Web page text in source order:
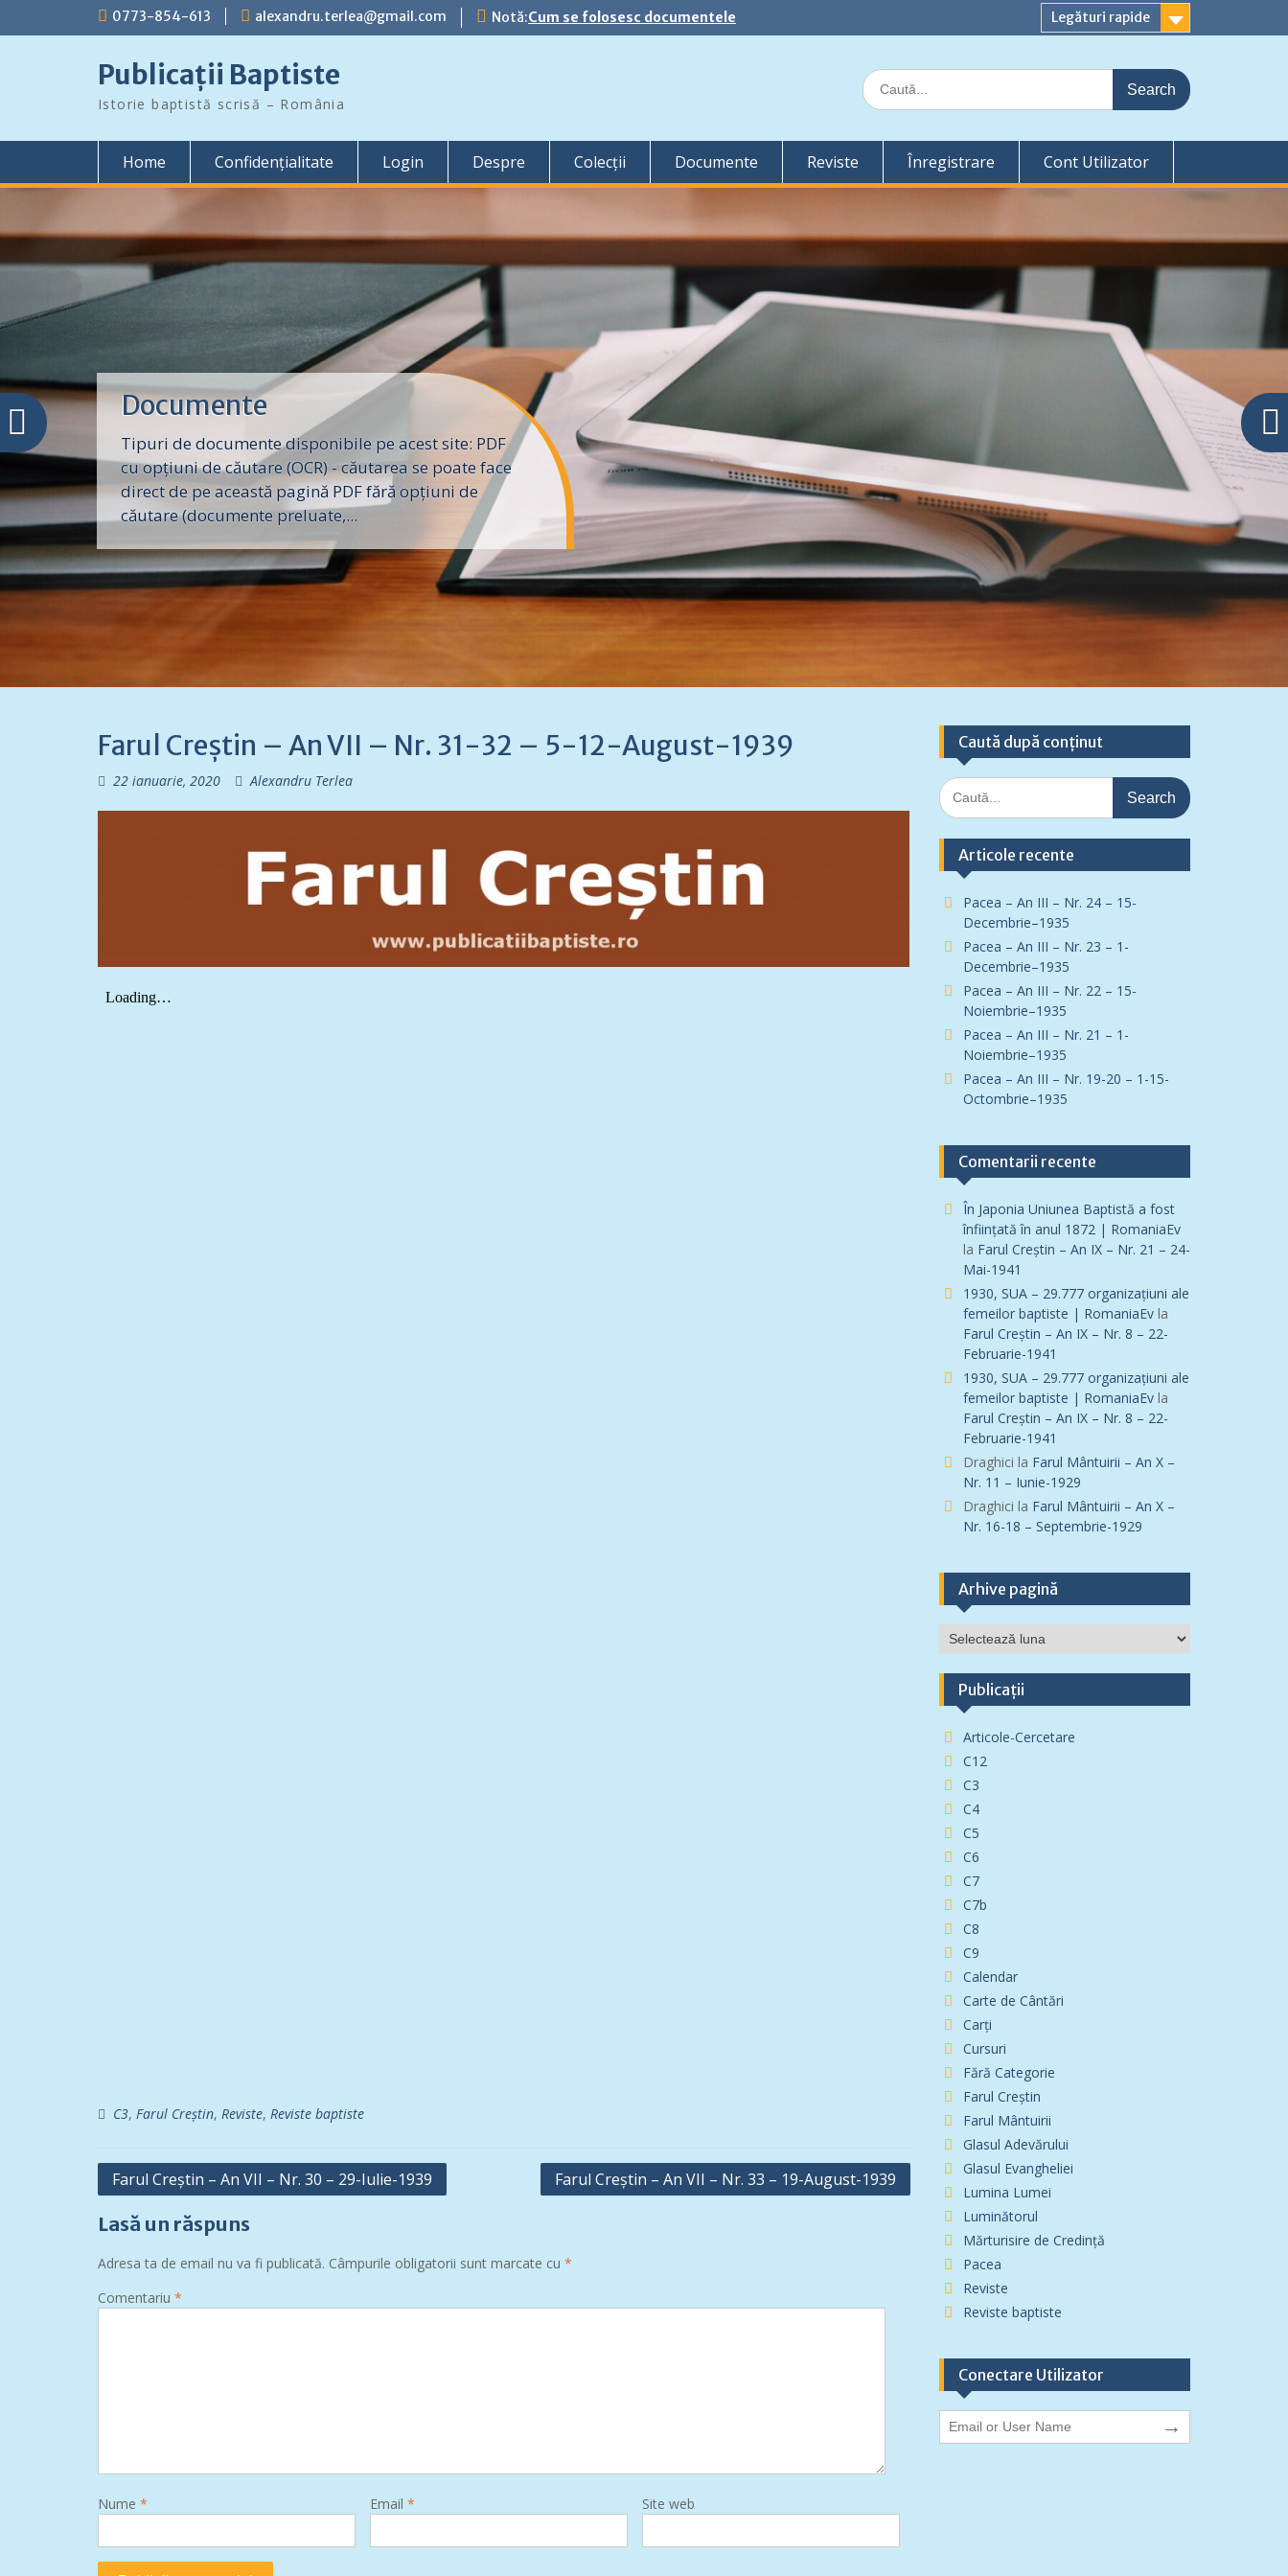
0773-854-613 alexandru.terlea@gmail.com Notă:Cum se folosesc documentele Legături rapide
Publicații Baptiste
Istorie baptistă scrisă – România
Search
for:
Home Confidențialitate Login Despre Colecții Documente Reviste Înregistrare Cont Utilizator
Documente
Tipuri de documente disponibile pe acest site: PDF
cu opțiuni de căutare (OCR) - căutarea se poate face
direct de pe această pagină PDF fără opțiuni de
căutare (documente preluate,...
Farul Creștin – An VII – Nr. 31-32 – 5-12-August-1939
22 ianuarie, 2020 Alexandru Terlea
C3, Farul Creștin, Reviste, Reviste baptiste
Navigare
articole
Farul Creștin – An VII – Nr. 30 – 29-Iulie-1939 Farul Creștin – An VII – Nr. 33 – 19-August-1939
Lasă un răspuns
Adresa ta de email nu va fi publicată. Câmpurile obligatorii sunt marcate cu *
Comentariu *
Nume * Email * Site web
Caută după conținut
Search
for:
Articole recente
Pacea – An III – Nr. 24 – 15-
Decembrie–1935
Pacea – An III – Nr. 23 – 1-
Decembrie–1935
Pacea – An III – Nr. 22 – 15-
Noiembrie–1935
Pacea – An III – Nr. 21 – 1-
Noiembrie–1935
Pacea – An III – Nr. 19-20 – 1-15-
Octombrie–1935
Comentarii recente
În Japonia Uniunea Baptistă a fost
înfiinţată în anul 1872 | RomaniaEv
la Farul Creștin – An IX – Nr. 21 – 24-
Mai-1941
1930, SUA – 29.777 organizațiuni ale
femeilor baptiste | RomaniaEvla
Farul Creștin – An IX – Nr. 8 – 22-
Februarie-1941
1930, SUA – 29.777 organizațiuni ale
femeilor baptiste | RomaniaEvla
Farul Creștin – An IX – Nr. 8 – 22-
Februarie-1941
Draghici la Farul Mântuirii – An X –
Nr. 11 – Iunie-1929
Draghici la Farul Mântuirii – An X –
Nr. 16-18 – Septembrie-1929
Arhive pagină
Arhive
pagină
Publicații
Articole-Cercetare
C12
C3
C4
C5
C6
C7
C7b
C8
C9
Calendar
Carte de Cântări
Carți
Cursuri
Fără Categorie
Farul Creștin
Farul Mântuirii
Glasul Adevărului
Glasul Evangheliei
Lumina Lumei
Luminătorul
Mărturisire de Credință
Pacea
Reviste
Reviste baptiste
Conectare Utilizator
→